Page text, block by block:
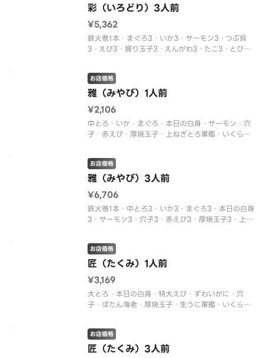
彩（いろどり）3人前
¥5,362
鉄火巻1本・まぐろ3・いか3・サーモン3・つぶ貝
3・えび3・握り玉子3・えんがわ3・たこ3・とび子
ん。※入荷状況により、中身の変更がある場合があ
ります）
雅（みやび）1人前
お店価格
¥2,106
中とろ・いか・まぐろ・本日の白身・サーモン・穴
子・赤えび・厚焼玉子・上ねぎとろ軍艦・いくら軍
中身の変更がある場合があります）
雅（みやび）3人前
お店価格
¥6,706
鉄火巻1本・中とろ3・いか3・まぐろ3・本日の白身
3・サーモン3・穴子3・赤えび3・厚焼玉子3・上ね
ん。※入荷状況により、中身の変更がある場合があ
ります）
匠（たくみ）1人前
お店価格
¥3,169
大とろ・本日の白身・特大えび・ずわいがに・穴
子・ぼたん海老・厚焼玉子・生うに軍艦・いくら軍
中身の変更がある場合があります）
匠（たくみ）3人前
お店価格